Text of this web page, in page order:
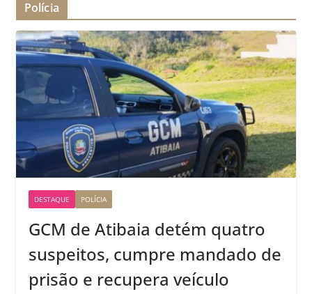
Polícia
DESTAQUE POLÍCIA
GCM de Atibaia detém quatro
suspeitos, cumpre mandado de
prisão e recupera veículo